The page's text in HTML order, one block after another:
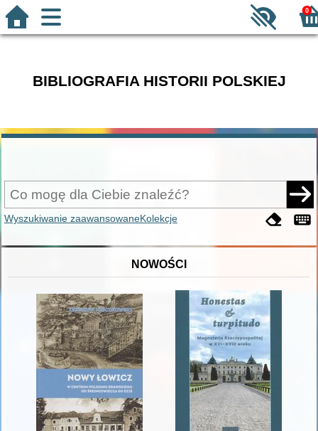
0
BIBLIOGRAFIA HISTORII POLSKIEJ
Wyszukiwanie zaawansowaneKolekcje
NOWOŚCI